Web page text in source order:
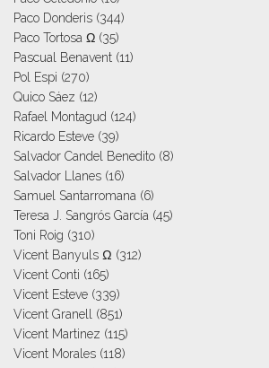
Paco Donderis (344)
Paco Tortosa Ω (35)
Pascual Benavent (11)
Pol Espi (270)
Quico Sáez (12)
Rafael Montagud (124)
Ricardo Esteve (39)
Salvador Candel Benedito (8)
Salvador Llanes (16)
Samuel Santarromana (6)
Teresa J. Sangrós García (45)
Toni Roig (310)
Vicent Banyuls Ω (312)
Vicent Conti (165)
Vicent Esteve (339)
Vicent Granell
(851)
Vicent Martinez (115)
Vicent Morales (118)